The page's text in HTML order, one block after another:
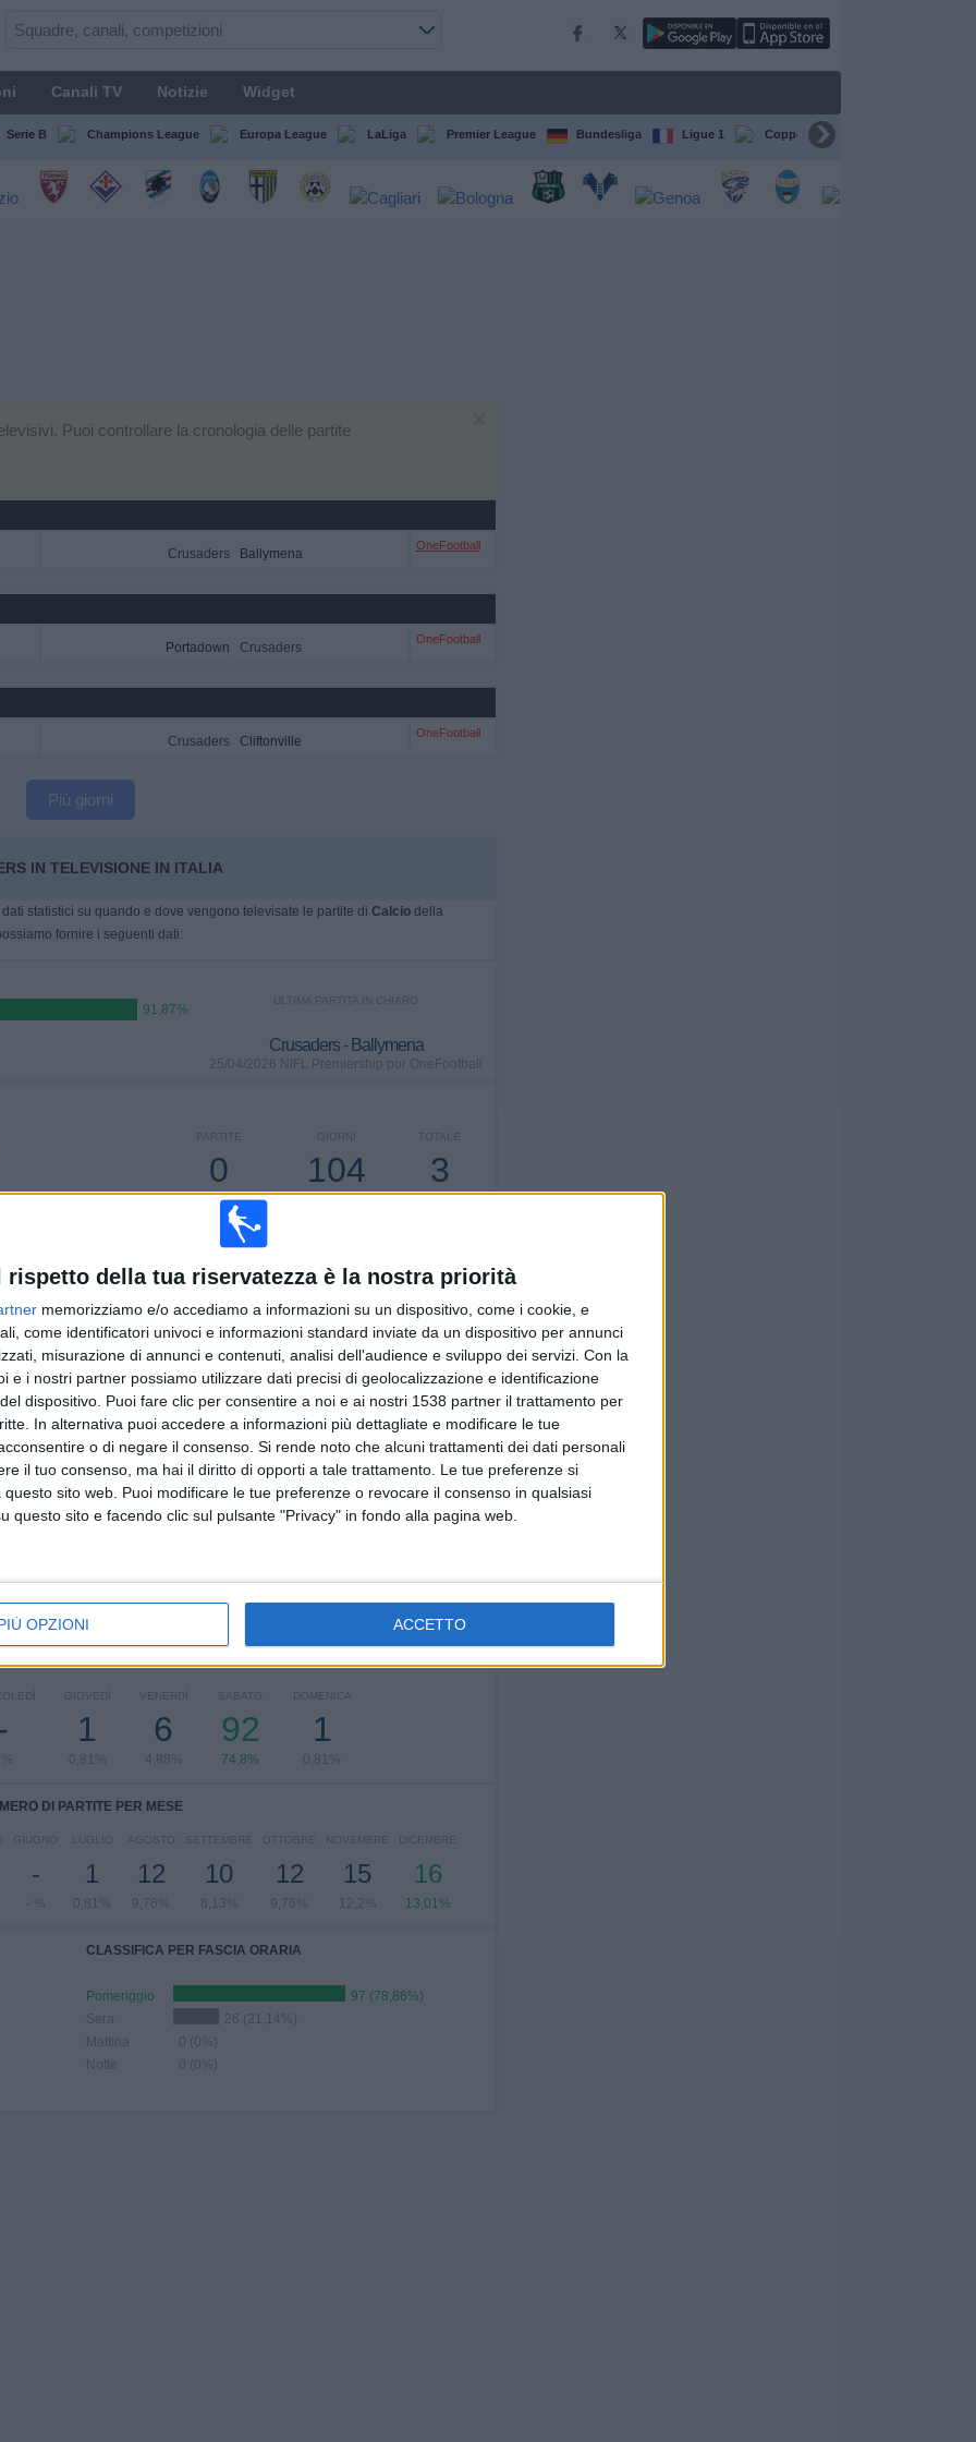
rispetto della tua riservatezza è la nostra priorità
memorizziamo e/o accediamo a informazioni su un dispositivo, come i cookie, e
come identificatori univoci e informazioni standard inviate da un dispositivo per annunci
misurazione di annunci e contenuti, analisi dell'audience e sviluppo dei servizi. Con la
e i nostri partner possiamo utilizzare dati precisi di geolocalizzazione e identificazione
dispositivo. Puoi fare clic per consentire a noi e ai nostri 1538 partner il trattamento per
In alternativa puoi accedere a informazioni più dettagliate e modificare le tue
o di negare il consenso. Si rende noto che alcuni trattamenti dei dati personali
il tuo consenso, ma hai il diritto di opporti a tale trattamento. Le tue preferenze si
sito web. Puoi modificare le tue preferenze o revocare il consenso in qualsiasi
questo sito e facendo clic sul pulsante "Privacy" in fondo alla pagina web.
OPZIONI ACCETTO
Canali TV Notizie Widget
Serie B Champions League Europa League LaLiga Premier League Bundesliga Ligue 1 Coppa del Mondo FIFA per club
Puoi controllare la cronologia delle partite
Crusaders Ballymena
OneFootball
Portadown Crusaders
OneFootball
Crusaders Cliftonville
OneFootball
Più giorni
IN TELEVISIONE IN ITALIA
statistici su quando e dove vengono televisate le partite di Calciodella
fornire i seguenti dati:
91,87%
ULTIMA PARTITA IN CHIARO
Crusaders - Ballymena
25/04/2026 NIFL Premiership por OneFootball
TOTALE
3
GIORNI
104
PARTITE
0
CONSECUTIVE
A PAGAMENTO
TOTALE
13
AVVERSARI
MASSIMO
17
VS Coleraine
TOTALE
2
COMPETIZIONI
CLASSIFICA PER COMPETIZIONI
NIFL Premiership
122 (99,19%)
Conference League
1 (0,81%)
PER GIORNO DELLA SETTIMANA
GIOVEDÌ
1
0,81%
VENERDÌ
6
4,88%
SABATO
92
74,8%
DOMENICA
1
0,81%
DI PARTITE PER MESE
GIUGNO
-
- %
LUGLIO
1
0,81%
AGOSTO
12
9,76%
SETTEMBRE
10
8,13%
OTTOBRE
12
9,76%
NOVEMBRE
15
12,2%
DICEMBRE
16
13,01%
CLASSIFICA PER FASCIA ORARIA
Pomeriggio
97 (78,86%)
Sera
26 (21,14%)
Mattina
0 (0%)
Notte
0 (0%)